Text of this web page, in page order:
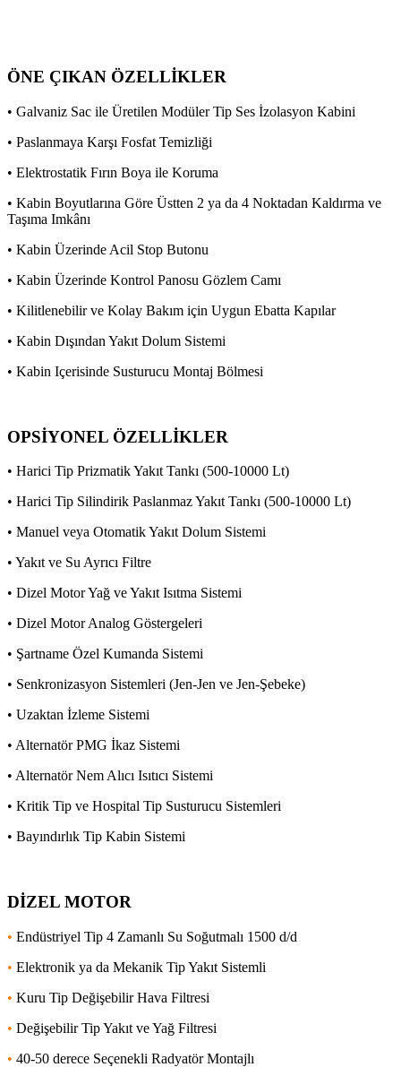
ÖNE ÇIKAN ÖZELLİKLER
• Galvaniz Sac ile Üretilen Modüler Tip Ses İzolasyon Kabini
• Paslanmaya Karşı Fosfat Temizliği
• Elektrostatik Fırın Boya ile Koruma
• Kabin Boyutlarına Göre Üstten 2 ya da 4 Noktadan Kaldırma ve
Taşıma Imkânı
• Kabin Üzerinde Acil Stop Butonu
• Kabin Üzerinde Kontrol Panosu Gözlem Camı
• Kilitlenebilir ve Kolay Bakım için Uygun Ebatta Kapılar
• Kabin Dışından Yakıt Dolum Sistemi
• Kabin Içerisinde Susturucu Montaj Bölmesi
OPSİYONEL ÖZELLİKLER
• Harici Tip Prizmatik Yakıt Tankı (500-10000 Lt)
• Harici Tip Silindirik Paslanmaz Yakıt Tankı (500-10000 Lt)
• Manuel veya Otomatik Yakıt Dolum Sistemi
• Yakıt ve Su Ayrıcı Filtre
• Dizel Motor Yağ ve Yakıt Isıtma Sistemi
• Dizel Motor Analog Göstergeleri
• Şartname Özel Kumanda Sistemi
• Senkronizasyon Sistemleri (Jen-Jen ve Jen-Şebeke)
• Uzaktan İzleme Sistemi
• Alternatör PMG İkaz Sistemi
• Alternatör Nem Alıcı Isıtıcı Sistemi
• Kritik Tip ve Hospital Tip Susturucu Sistemleri
• Bayındırlık Tip Kabin Sistemi
DİZEL MOTOR
• Endüstriyel Tip 4 Zamanlı Su Soğutmalı 1500 d/d
• Elektronik ya da Mekanik Tip Yakıt Sistemli
• Kuru Tip Değişebilir Hava Filtresi
• Değişebilir Tip Yakıt ve Yağ Filtresi
• 40-50 derece Seçenekli Radyatör Montajlı